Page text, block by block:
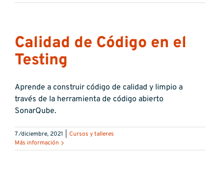
Calidad de Código en el
Testing
Aprende a construir código de calidad y limpio a
través de la herramienta de código abierto
SonarQube.
7 ⁄diciembre, 2021
Cursos y talleres
Más información